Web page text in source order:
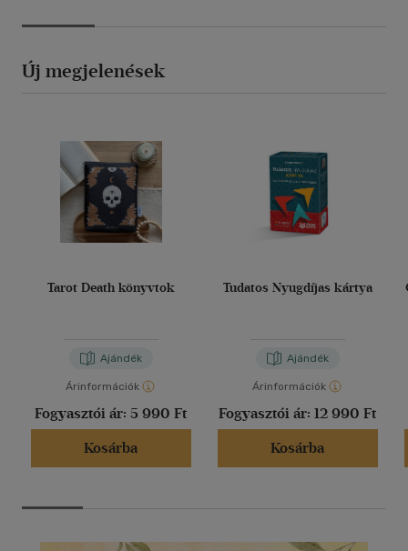
Új megjelenések
Tarot Death könyvtok
Ajándék
Árinformációk
Fogyasztói ár: 5 990 Ft
Kosárba
Tudatos Nyugdíjas kártya
Ajándék
Árinformációk
Fogyasztói ár: 12 990 Ft
Kosárba